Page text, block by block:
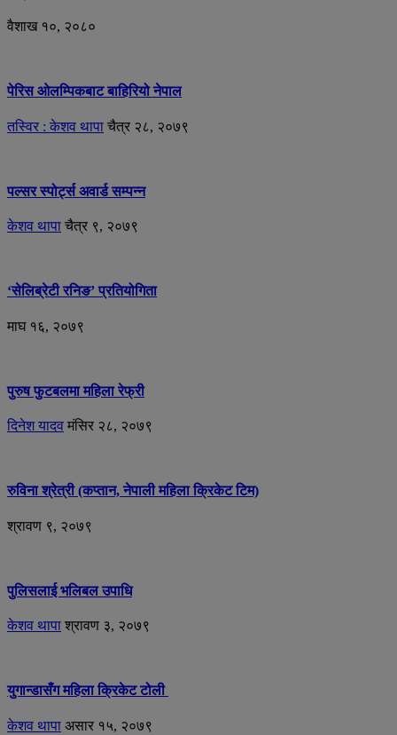
वैशाख १०, २०८०
पेरिस ओलम्पिकबाट बाहिरियो नेपाल
तस्विर : केशव थापा चैत्र २८, २०७९
पल्सर स्पोर्ट्स अवार्ड सम्पन्न
केशव थापा चैत्र ९, २०७९
‘सेलिब्रेटी रनिङ’ प्रतियोगिता
माघ १६, २०७९
पुरुष फुटबलमा महिला रेफ्री
दिनेश यादव मंसिर २८, २०७९
रुविना श्रेत्री (कप्तान, नेपाली महिला क्रिकेट टिम)
श्रावण ९, २०७९
पुलिसलाई भलिबल उपाधि
केशव थापा श्रावण ३, २०७९
युगान्डासँग महिला क्रिकेट टोली
केशव थापा असार १५, २०७९